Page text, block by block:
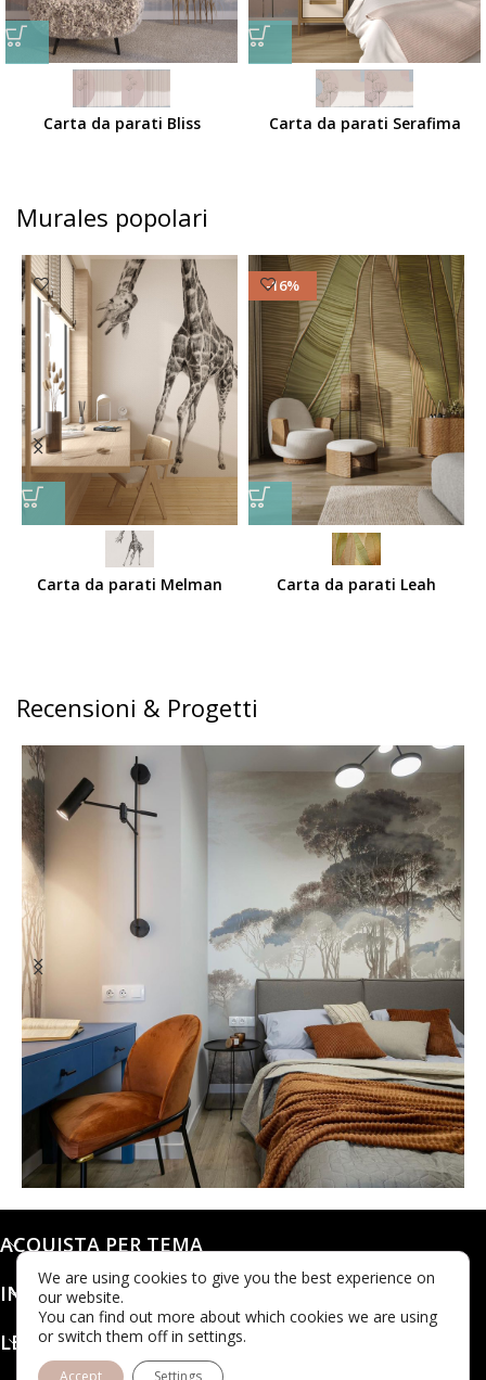
Carta da parati Bliss Carta da parati Serafima
Murales popolari
Carta da parati Melman
-16%
Carta da parati Leah
Recensioni & Progetti
@dashaleo_
ACQUISTA PER TEMA
INFO
LEGALE
We are using cookies to give you the best experience on
our website.
You can find out more about which cookies we are using
or switch them off in settings.
Accept Settings